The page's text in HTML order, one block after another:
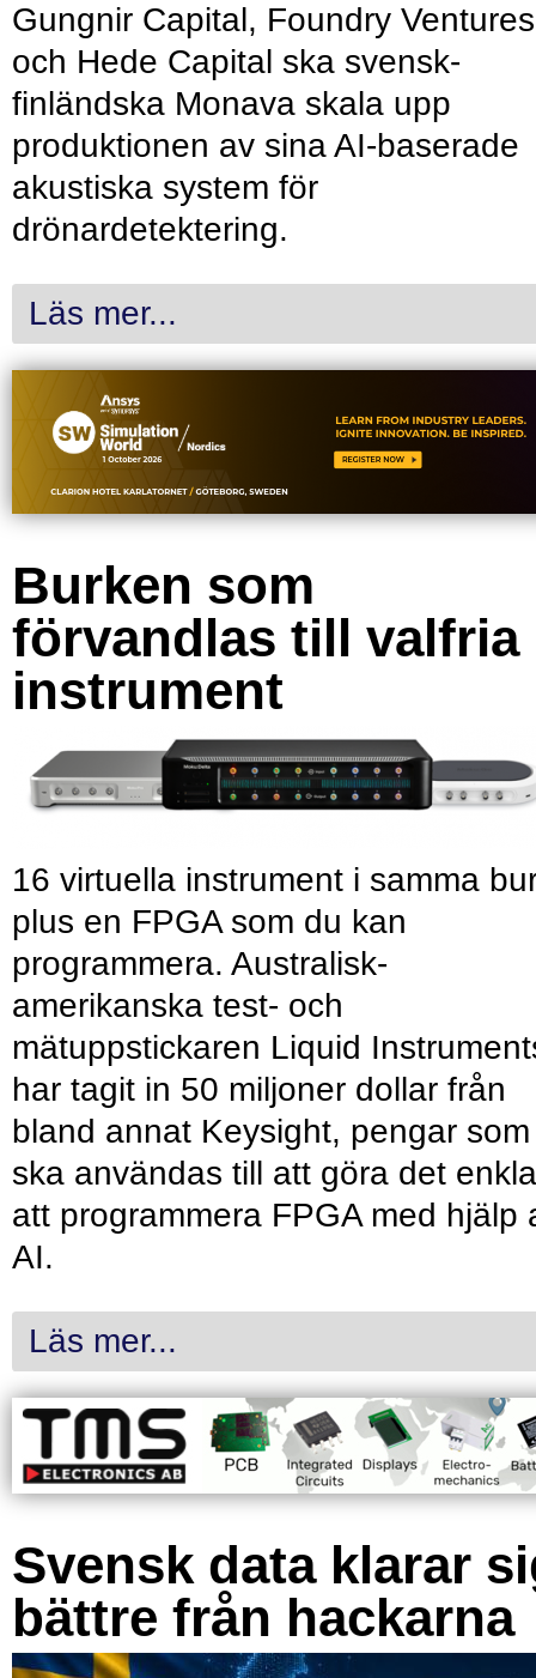
Gungnir Capital, Foundry Ventures
och Hede Capital ska svensk-
finländska Monava skala upp
produktionen av sina AI-baserade
akustiska system för
drönardetektering.
Läs mer...
Burken som
förvandlas till valfria
instrument
16 virtuella instrument i samma
plus en FPGA som du kan
programmera. Australisk-
amerikanska test- och
mätuppstickaren Liquid
har tagit in 50 miljoner dollar från
bland annat Keysight, pengar som
ska användas till att göra det
att programmera FPGA med hjälp
AI.
Läs mer...
Svensk data klarar
bättre från hackarna